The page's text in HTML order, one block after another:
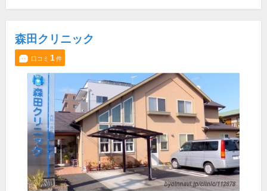
森田クリニック
口コミ 1件